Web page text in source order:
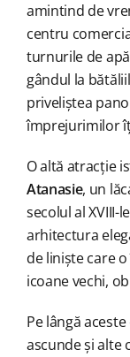
amintind de
centru
turnurile de
gândul la
priveliștea
împrejurimilor
O altă atracție
Atanasie, un
secolul al XVIII-
arhitectura
de liniște care
icoane vechi,
Pe lângă
ascunde și alte